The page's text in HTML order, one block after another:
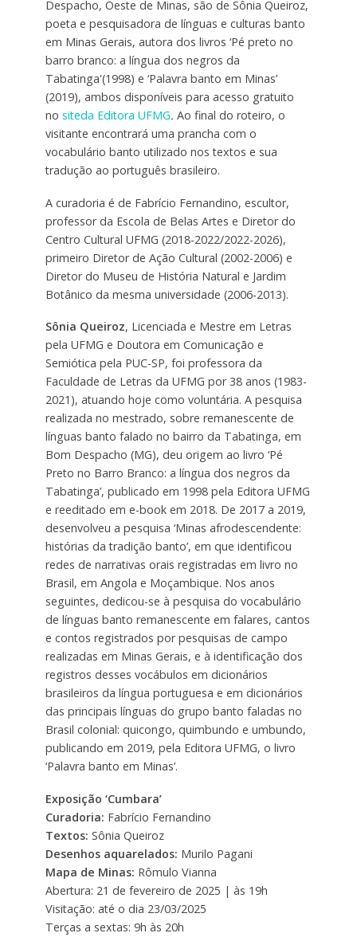
Despacho, Oeste de Minas, são de Sônia Queiroz,
poeta e pesquisadora de línguas e culturas banto
em Minas Gerais, autora dos livros ‘Pé preto no
barro branco: a língua dos negros da
Tabatinga'(1998) e ‘Palavra banto em Minas’
(2019), ambos disponíveis para acesso gratuito
no siteda Editora UFMG. Ao final do roteiro, o
visitante encontrará uma prancha com o
vocabulário banto utilizado nos textos e sua
tradução ao português brasileiro.
A curadoria é de Fabrício Fernandino, escultor,
professor da Escola de Belas Artes e Diretor do
Centro Cultural UFMG (2018-2022/2022-2026),
primeiro Diretor de Ação Cultural (2002-2006) e
Diretor do Museu de História Natural e Jardim
Botânico da mesma universidade (2006-2013).
Sônia Queiroz, Licenciada e Mestre em Letras
pela UFMG e Doutora em Comunicação e
Semiótica pela PUC-SP, foi professora da
Faculdade de Letras da UFMG por 38 anos (1983-
2021), atuando hoje como voluntária. A pesquisa
realizada no mestrado, sobre remanescente de
línguas banto falado no bairro da Tabatinga, em
Bom Despacho (MG), deu origem ao livro ‘Pé
Preto no Barro Branco: a língua dos negros da
Tabatinga’, publicado em 1998 pela Editora UFMG
e reeditado em e-book em 2018. De 2017 a 2019,
desenvolveu a pesquisa ‘Minas afrodescendente:
histórias da tradição banto’, em que identificou
redes de narrativas orais registradas em livro no
Brasil, em Angola e Moçambique. Nos anos
seguintes, dedicou-se à pesquisa do vocabulário
de línguas banto remanescente em falares, cantos
e contos registrados por pesquisas de campo
realizadas em Minas Gerais, e à identificação dos
registros desses vocábulos em dicionários
brasileiros da língua portuguesa e em dicionários
das principais línguas do grupo banto faladas no
Brasil colonial: quicongo, quimbundo e umbundo,
publicando em 2019, pela Editora UFMG, o livro
‘Palavra banto em Minas’.
Exposição ‘Cumbara’
Curadoria: Fabrício Fernandino
Textos: Sônia Queiroz
Desenhos aquarelados: Murilo Pagani
Mapa de Minas: Rômulo Vianna
Abertura: 21 de fevereiro de 2025 | às 19h
Visitação: até o dia 23/03/2025
Terças a sextas: 9h às 20h